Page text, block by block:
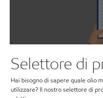
Selettore di
Hai bisogno di sapere quale olio
utilizzare? Il nostro selettore di